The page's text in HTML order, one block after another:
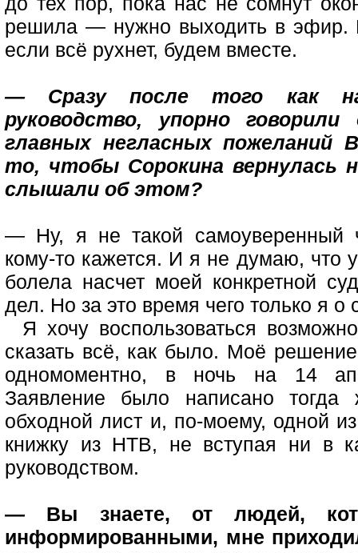
решила — нужно выходить в эфир.
если всё рухнет, будем вместе.
— Сразу после того как
руководство, упорно
главных негласных пожеланий
то, чтобы Сорокина вернулась
слышали об этом?
— Ну, я не такой самоуверенный
кому-то кажется. И я не думаю, что
болела насчет моей конкретной
дел. Но за это время чего только я
Я хочу воспользоваться
сказать всё, как было. Моё
одномоментно, в ночь на 14
Заявление было написано
обходной лист и, по-моему, одной
книжку из НТВ, не вступая ни в
руководством.
— Вы знаете, от людей,
информированными, мне